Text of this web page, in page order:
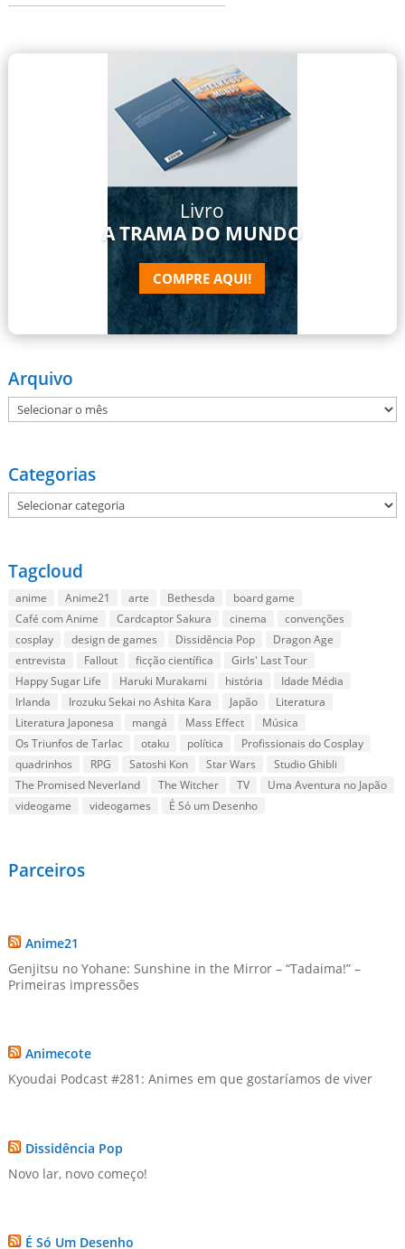
Livro
A TRAMA DO MUNDO
COMPRE AQUI!
Arquivo
Arquivo
Categorias
Categorias
Tagcloud
anime Anime21 arte Bethesda
board game
Café com Anime
Cardcaptor Sakura cinema
convenções
cosplay
design de games Dissidência Pop
Dragon Age
entrevista
Fallout ficção científica
Girls' Last Tour
Happy Sugar Life
Haruki Murakami história
Idade Média
Irlanda
Irozuku Sekai no Ashita Kara Japão
Literatura
Literatura Japonesa
mangá Mass Effect
Música
Os Triunfos de Tarlac
otaku política
Profissionais do Cosplay
quadrinhos
RPG Satoshi Kon Star Wars
Studio Ghibli
The Promised Neverland
The Witcher TV
Uma Aventura no Japão
videogame
videogames É Só um Desenho
Parceiros
Anime21
Genjitsu no Yohane: Sunshine in the Mirror – “Tadaima!” –
Primeiras impressões
Animecote
Kyoudai Podcast #281: Animes em que gostaríamos de viver
Dissidência Pop
Novo lar, novo começo!
É Só Um Desenho